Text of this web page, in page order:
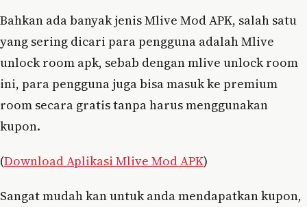
Bahkan ada banyak jenis Mlive Mod APK, salah satu
yang sering dicari para pengguna adalah Mlive
unlock room apk, sebab dengan mlive unlock room
ini, para pengguna juga bisa masuk ke premium
room secara gratis tanpa harus menggunakan
kupon.
(Download Aplikasi Mlive Mod APK)
Sangat mudah kan untuk anda mendapatkan kupon,